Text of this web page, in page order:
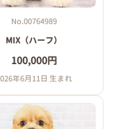
No.00764989
MIX（ハーフ）
100,000円
年6月11日 生まれ